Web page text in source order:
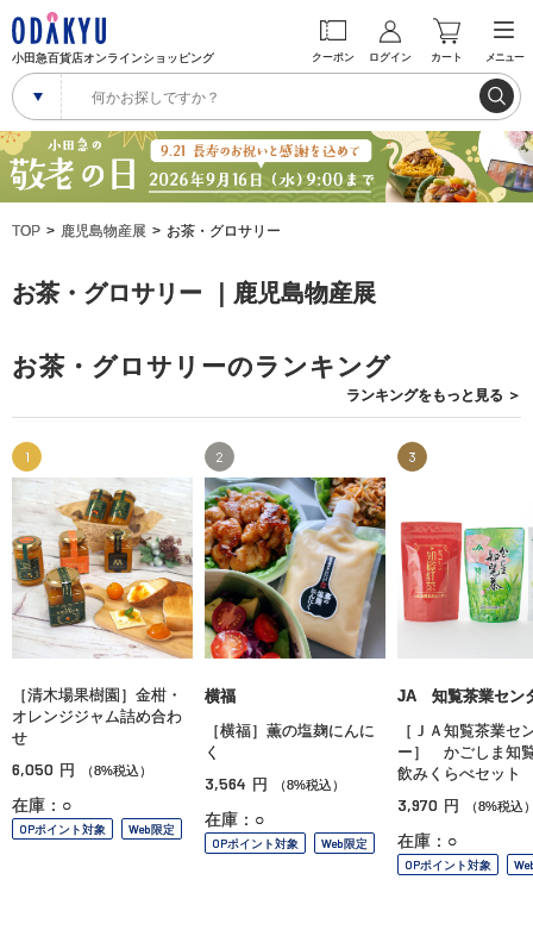
小田急百貨店オンラインショッピング クーポン ログイン カート メニュー
TOP 鹿児島物産展 お茶・グロサリー
お茶・グロサリー ｜鹿児島物産展
お茶・グロサリーのランキング
ランキングをもっと見る ＞
1
［清木場果樹園］金柑・
オレンジジャム詰め合わ
せ
6,050 円 （8%税込）
在庫：○
OPポイント対象 Web限定
2
横福
［横福］薫の塩麹にんに
く
3,564 円 （8%税込）
在庫：○
OPポイント対象 Web限定
3
JA 知覧茶業セン
［ＪＡ知覧茶業セ
ー］ かごしま
飲みくらべセット
3,970 円 （8%税込
在庫：○
OPポイント対象